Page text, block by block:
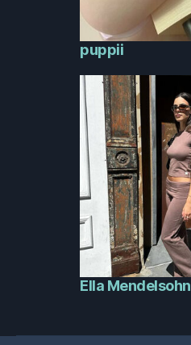
puppii
Ella Mendelsohn